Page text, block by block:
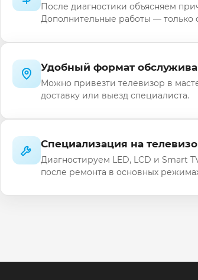
После диагностики объясняем
Дополнительные работы — только
Удобный формат
Можно привезти телевизор в
доставку или выезд специалиста.
Специализация на
Диагностируем LED, LCD и Smart
после ремонта в основных